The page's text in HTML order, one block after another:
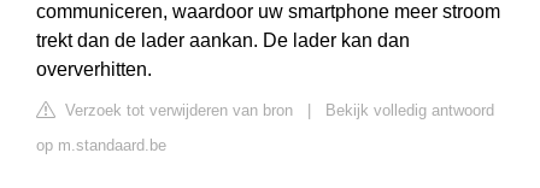
communiceren, waardoor uw smartphone meer stroom
trekt dan de lader aankan. De lader kan dan
oververhitten.
Verzoek tot verwijderen van bron
Bekijk volledig antwoord
op m.standaard.be